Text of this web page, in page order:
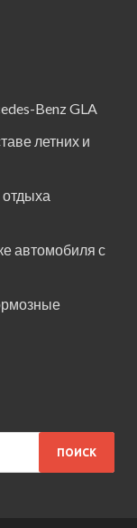
Benz GLA
летних и
автомобиля с